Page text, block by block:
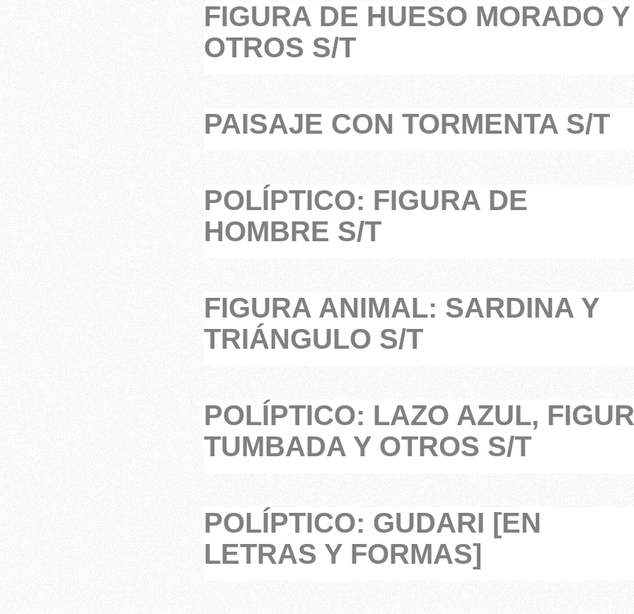
FIGURA DE HUESO MORADO Y
OTROS S/T
PAISAJE CON TORMENTA S/T
POLÍPTICO: FIGURA DE
HOMBRE S/T
FIGURA ANIMAL: SARDINA Y
TRIÁNGULO S/T
POLÍPTICO: LAZO AZUL,
TUMBADA Y OTROS S/T
POLÍPTICO: GUDARI [EN
LETRAS Y FORMAS]